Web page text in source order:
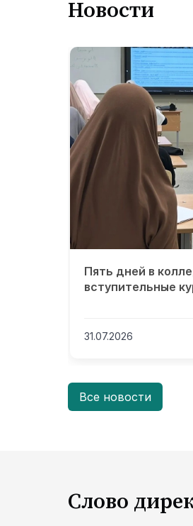
Новости
Пять дней в
вступительные
31.07.2026
Все новости
Слово